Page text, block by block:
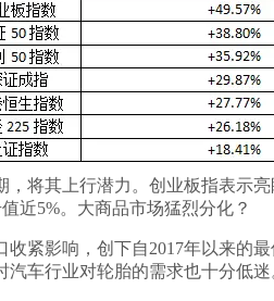
将其上行潜力。创业板指表示
近5%。大商品市场猛烈分化？
影响，创下自2017年以来的最
车行业对轮胎的需求也十分低